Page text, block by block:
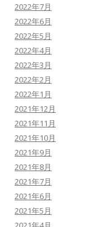
2022年7月
2022年6月
2022年5月
2022年4月
2022年3月
2022年2月
2022年1月
2021年12月
2021年11月
2021年10月
2021年9月
2021年8月
2021年7月
2021年6月
2021年5月